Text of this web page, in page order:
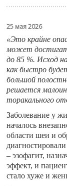
25 мая 2026
«Это крайне
может
до 85 %. Исход
как быстро
большой
решается
торакального
Заболевание у
началось
области шеи и
– эзофагит,
эффект, и
стало хуже и